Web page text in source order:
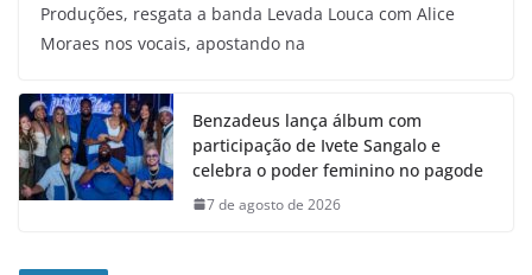
Produções, resgata a banda Levada Louca com Alice
Moraes nos vocais, apostando na
Benzadeus lança álbum com
participação de Ivete Sangalo e
celebra o poder feminino no pagode
7 de agosto de 2026